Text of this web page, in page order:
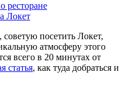
ресторане
Локет
посетить Локет,
атмосферу этого
всего в 20 минутах от
статья, как туда добраться и